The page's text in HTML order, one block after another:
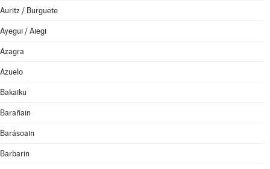
Auritz / Burguete
Ayegui / Aiegi
Azagra
Azuelo
Bakaiku
Barañain
Barásoain
Barbarin